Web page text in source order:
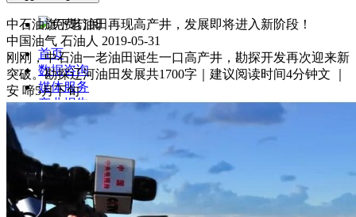
免费订阅
首页
数据咨询
媒体服务
产业报告
油气数字化
中石油旗下老油田再现高产井，发展即将进入新阶段！
中国油气 石油人 2019-05-31
刚刚，中石油一老油田诞生一口高产井，勘探开发再次迎来新
突破。勘探辽河油田发展共1700字｜建议阅读时间4分钟文 ｜
安 啼5月下旬